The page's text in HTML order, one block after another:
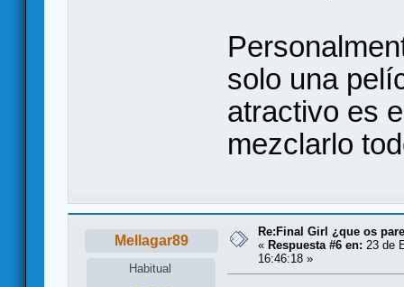
solo una
atractivo es
mezclarlo
Mellagar89
Habitual
Re:Final Girl ¿que os
« Respuesta #6 en: 23 de
16:46:18 »